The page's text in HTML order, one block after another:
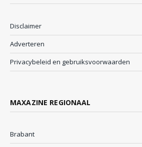
Disclaimer
Adverteren
Privacybeleid en gebruiksvoorwaarden
MAXAZINE REGIONAAL
Brabant